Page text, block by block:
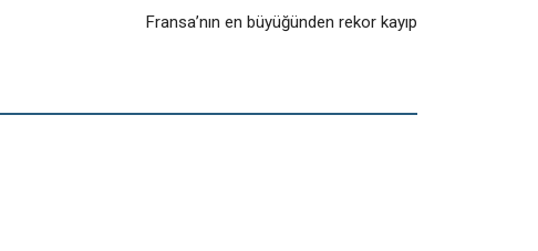
Fransa’nın en büyüğünden rekor kayıp